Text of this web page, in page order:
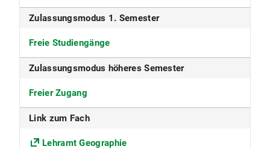
Fakultät
Fächergruppe
ECTS
Zulassungsmodus 1. Semester
Freie Studiengänge
Zulassungsmodus höheres Semester
Freier Zugang
Link zum Fach
Lehramt Geographie